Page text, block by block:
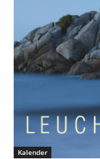
Kalender